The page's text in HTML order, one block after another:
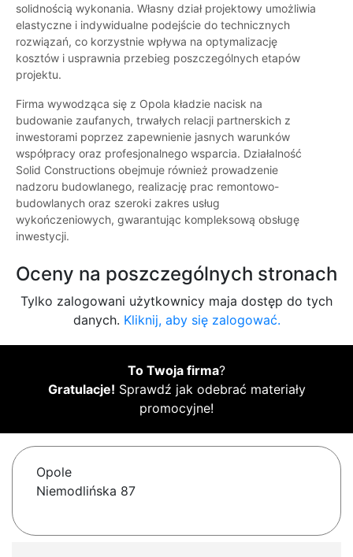
solidnością wykonania. Własny dział projektowy umożliwia
elastyczne i indywidualne podejście do technicznych
rozwiązań, co korzystnie wpływa na optymalizację
kosztów i usprawnia przebieg poszczególnych etapów
projektu.
Firma wywodząca się z Opola kładzie nacisk na
budowanie zaufanych, trwałych relacji partnerskich z
inwestorami poprzez zapewnienie jasnych warunków
współpracy oraz profesjonalnego wsparcia. Działalność
Solid Constructions obejmuje również prowadzenie
nadzoru budowlanego, realizację prac remontowo-
budowlanych oraz szeroki zakres usług
wykończeniowych, gwarantując kompleksową obsługę
inwestycji.
Oceny na poszczególnych stronach
Tylko zalogowani użytkownicy maja dostęp do tych
danych. Kliknij, aby się zalogować.
To Twoja firma?
Gratulacje! Sprawdź jak odebrać materiały
promocyjne!
Opole
Niemodlińska 87